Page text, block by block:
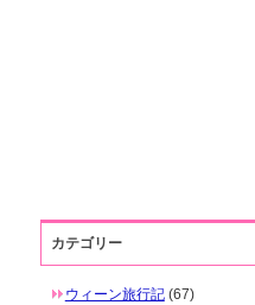
カテゴリー
ウィーン旅行記(67)